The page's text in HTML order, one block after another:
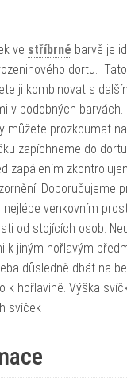
ve stříbrné barvě je
dortu.
ji kombinovat s
v podobných barvách.
můžete prozkoumat
zapíchneme do
zapálením
Doporučujeme
nejlépe venkovním
od stojících osob.
k jiným hořlavým
důsledně dbát na
k hořlavině. Výška
svíček